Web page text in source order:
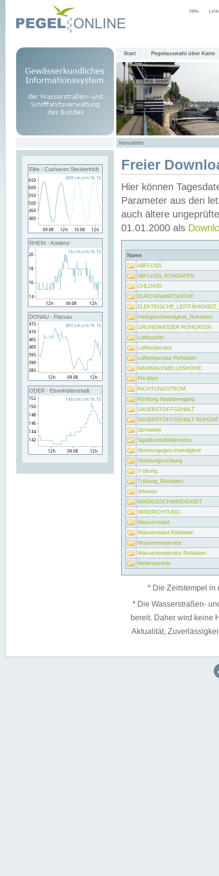
Hilfe
Start Pegelauswahl über Karte
Newsletter
Elbe - Cuxhaven Steubenhöft
RHEIN - Koblenz
DONAU - Passau
ODER - Eisenhüttenstadt
Freier
Hier können
Parameter aus den
auch ältere
01.01.2000 als
Name
ABFLUSS
ABFLUSS_ROHDATEN
CHLORID
DURCHFAHRTSHÖHE
Fließgeschwindigkeit_Rohdaten
GRUNDWASSER ROHDATEN
Luftfeuchte
Lufttemperatur
Lufttemperatur Rohdaten
MAXIMALEWELLENHÖHE
PH-Wert
RICHTUNGSTROM
Richtung Hauptseegang
SAUERSTOFFGEHALT
SAUERSTOFFGEHALT
Sichtweite
SignifikanteWellenhöhe
Strömungsgeschwindigkeit
Strömungsrichtung
Trübung
Trübung_Rohdaten
Volumen
WINDGESCHWINDIGKEIT
WINDRICHTUNG
Wasserstand
Wasserstand Rohdaten
Wassertemperatur
Wassertemperatur Rohdaten
Wellenperiode
* Die Zeitstempel in
* Die Wasserstraßen-
bereit. Daher wird keine
Aktualität,